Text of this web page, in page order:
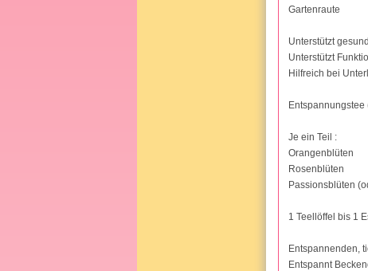
Gartenraute
Unterstützt
Unterstützt
Hilfreich bei
Entspannungstee
Je ein Teil :
Orangenblüten
Rosenblüten
Passionsblüten
1 Teellöffel bis 1
Entspannenden,
Entspannt